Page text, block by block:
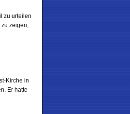
zu urteilen
zeigen,
Kirche in
Er hatte